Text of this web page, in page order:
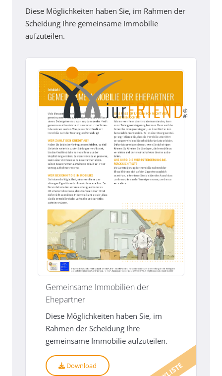
Diese Möglichkeiten haben Sie, im Rahmen der
Scheidung Ihre gemeinsame Immobilie
aufzuteilen.
Gemeinsame Immobilien der
Ehepartner
Diese Möglichkeiten haben Sie, im
Rahmen der Scheidung Ihre
gemeinsame Immobilie aufzuteilen.
Download